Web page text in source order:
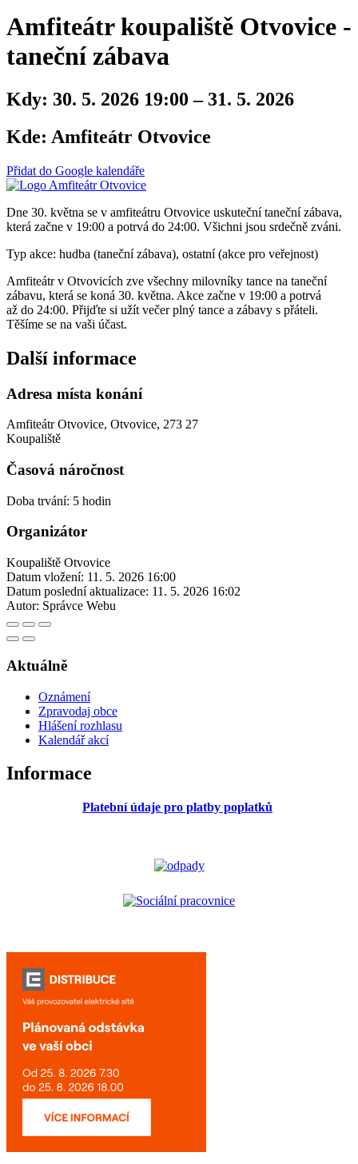
Amfiteátr koupaliště Otvovice -
taneční zábava
Kdy: 30. 5. 2026 19:00 – 31. 5. 2026
Kde: Amfiteátr Otvovice
Přidat do Google kalendáře
Dne 30. května se v amfiteátru Otvovice uskuteční taneční zábava,
která začne v 19:00 a potrvá do 24:00. Všichni jsou srdečně zváni.
Typ akce: hudba (taneční zábava), ostatní (akce pro veřejnost)
Amfiteátr v Otvovicích zve všechny milovníky tance na taneční
zábavu, která se koná 30. května. Akce začne v 19:00 a potrvá
až do 24:00. Přijďte si užít večer plný tance a zábavy s přáteli.
Těšíme se na vaši účast.
Další informace
Adresa místa konání
Amfiteátr Otvovice, Otvovice, 273 27
Koupaliště
Časová náročnost
Doba trvání: 5 hodin
Organizátor
Koupaliště Otvovice
Datum vložení: 11. 5. 2026 16:00
Datum poslední aktualizace: 11. 5. 2026 16:02
Autor: Správce Webu
Aktuálně
Oznámení
Zpravodaj obce
Hlášení rozhlasu
Kalendář akcí
Informace
Platební údaje pro platby poplatků